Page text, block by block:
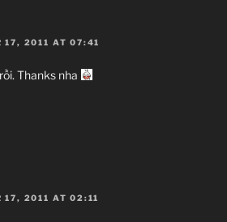
17, 2011 AT 07:41
Thanks nha
17, 2011 AT 02:11